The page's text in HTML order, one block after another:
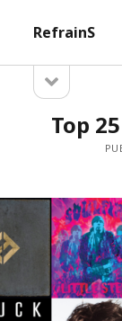
RefrainS
Sidebarsidebar
Top